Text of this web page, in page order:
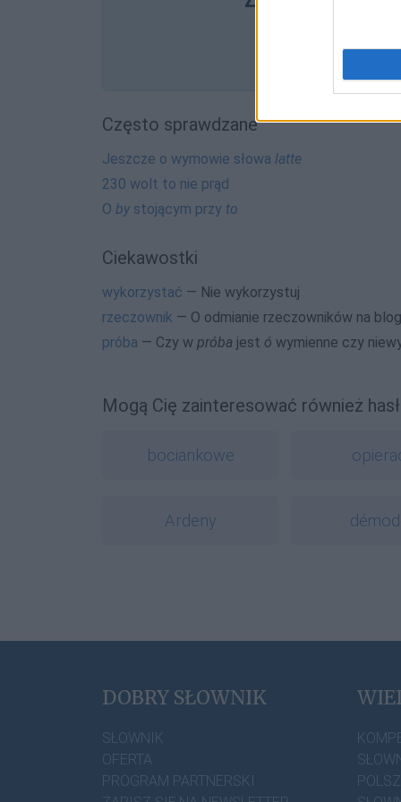
Często sprawdzane
Jeszcze o wymowie słowa latte
230 wolt to nie prąd
O bystojącym przy to
Ciekawostki
wykorzystać — Nie wykorzystuj
rzeczownik — O odmianie rzeczowników na
próba — Czy w próba jest ó wymienne czy
Mogą Cię zainteresować również
bociankowe
Ardeny
DOBRY SŁOWNIK
SŁOWNIK
OFERTA
PROGRAM PARTNERSKI